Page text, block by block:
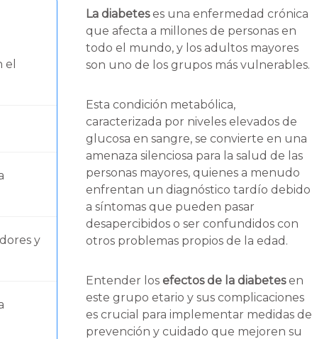
el
y
La diabeteses una enfermedad crónica
que afecta a millones de personas en
todo el mundo, y los adultos mayores
son uno de los grupos más vulnerables.
Esta condición metabólica,
caracterizada por niveles elevados de
glucosa en sangre, se convierte en una
amenaza silenciosa para la salud de las
personas mayores, quienes a menudo
enfrentan un diagnóstico tardío debido
a síntomas que pueden pasar
desapercibidos o ser confundidos con
otros problemas propios de la edad.
Entender los efectos de la diabetesen
este grupo etario y sus complicaciones
es crucial para implementar medidas de
prevención y cuidado que mejoren su